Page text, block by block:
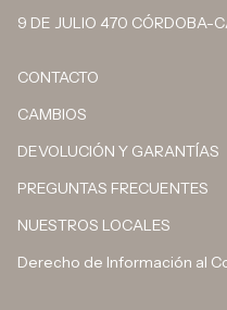
9 DE JULIO 470 CÓRDOBA-
CONTACTO
CAMBIOS
DEVOLUCIÓN Y GARANTÍAS
PREGUNTAS FRECUENTES
NUESTROS LOCALES
Derecho de Información al